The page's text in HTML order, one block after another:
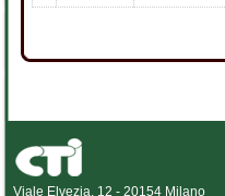
Viale Elvezia, 12 - 20154 Milano